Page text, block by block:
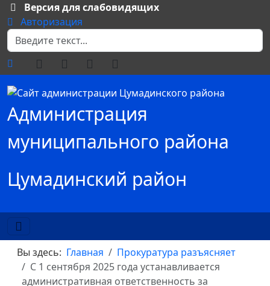
Версия для слабовидящих
Авторизация
Поиск
Администрация
муниципального района
Цумадинский район
Вы здесь: Главная
Прокуратура разъясняет
С 1 сентября 2025 года устанавливается
административная ответственность за